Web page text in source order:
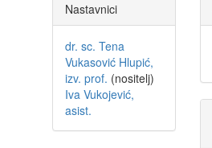
Nastavnici
dr. sc. Tena
Vukasović Hlupić,
izv. prof. (nositelj)
Iva Vukojević,
asist.